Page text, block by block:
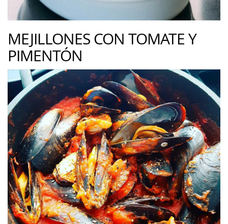
MEJILLONES CON TOMATE Y
PIMENTÓN